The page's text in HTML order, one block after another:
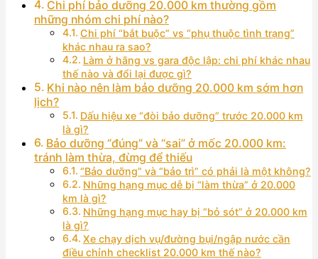
Chi phí bảo dưỡng 20.000 km thường gồm
những nhóm chi phí nào?
Chi phí “bắt buộc” vs “phụ thuộc tình trạng”
khác nhau ra sao?
Làm ở hãng vs gara độc lập: chi phí khác nhau
thế nào và đổi lại được gì?
Khi nào nên làm bảo dưỡng 20.000 km sớm hơn
lịch?
Dấu hiệu xe “đòi bảo dưỡng” trước 20.000 km
là gì?
Bảo dưỡng “đúng” và “sai” ở mốc 20.000 km:
tránh làm thừa, đừng để thiếu
“Bảo dưỡng” và “bảo trì” có phải là một không?
Những hạng mục dễ bị “làm thừa” ở 20.000
km là gì?
Những hạng mục hay bị “bỏ sót” ở 20.000 km
là gì?
Xe chạy dịch vụ/đường bụi/ngập nước cần
điều chỉnh checklist 20.000 km thế nào?